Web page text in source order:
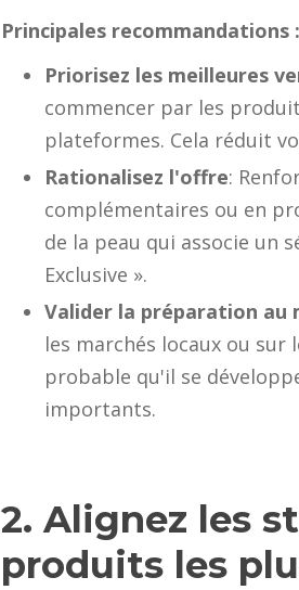
Principales recommandations :
Priorisez les meilleures
commencer par les
plateformes. Cela réduit
Rationalisez l'offre:
complémentaires ou en
de la peau qui associe un
Exclusive ».
Valider la préparation au
les marchés locaux ou
probable qu'il se
importants.
2. Alignez les
produits les